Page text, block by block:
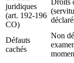
juridiques
(art. 192-196
CO)
Droits
Défauts
cachés
Non